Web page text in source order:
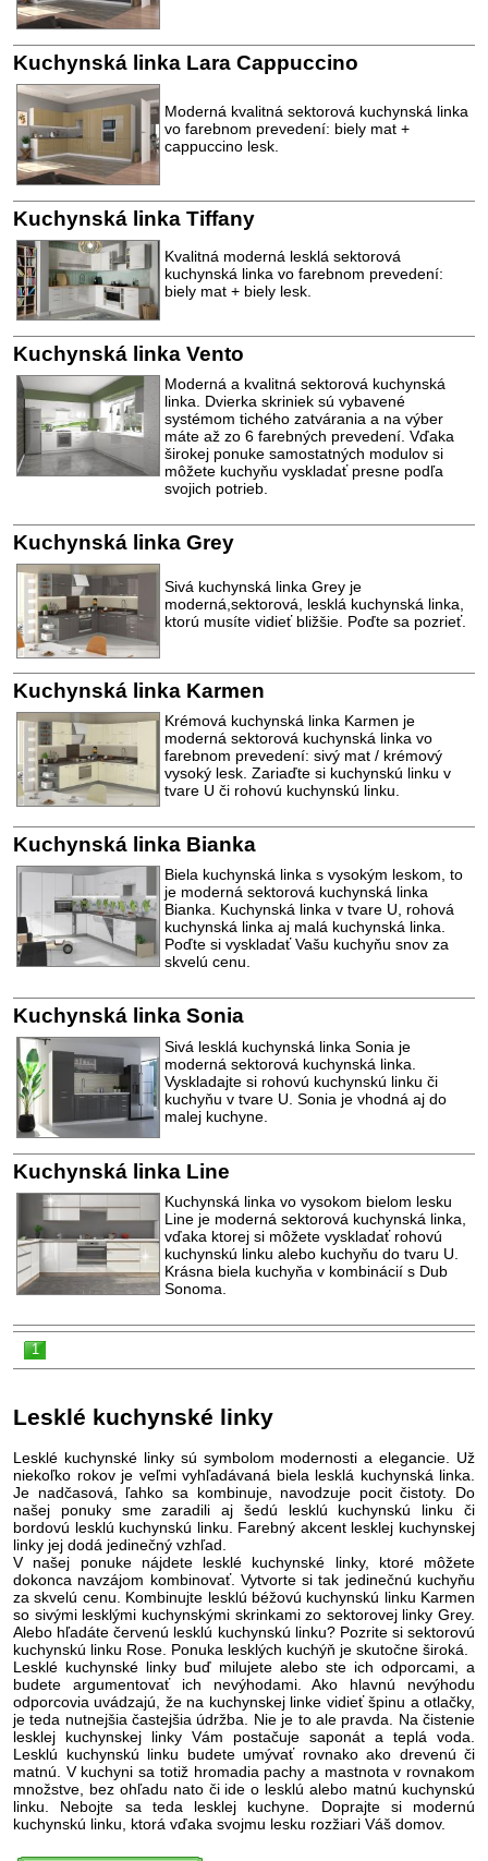
Kuchynská linka Lara Cappuccino
Moderná kvalitná sektorová kuchynská linka
vo farebnom prevedení: biely mat +
cappuccino lesk.
Kuchynská linka Tiffany
Kvalitná moderná lesklá sektorová
kuchynská linka vo farebnom prevedení:
biely mat + biely lesk.
Kuchynská linka Vento
Moderná a kvalitná sektorová kuchynská
linka. Dvierka skriniek sú vybavené
systémom tichého zatvárania a na výber
máte až zo 6 farebných prevedení. Vďaka
širokej ponuke samostatných modulov si
môžete kuchyňu vyskladať presne podľa
svojich potrieb.
Kuchynská linka Grey
Sivá kuchynská linka Grey je
moderná,sektorová, lesklá kuchynská linka,
ktorú musíte vidieť bližšie. Poďte sa pozrieť.
Kuchynská linka Karmen
Krémová kuchynská linka Karmen je
moderná sektorová kuchynská linka vo
farebnom prevedení: sivý mat / krémový
vysoký lesk. Zariaďte si kuchynskú linku v
tvare U či rohovú kuchynskú linku.
Kuchynská linka Bianka
Biela kuchynská linka s vysokým leskom, to
je moderná sektorová kuchynská linka
Bianka. Kuchynská linka v tvare U, rohová
kuchynská linka aj malá kuchynská linka.
Poďte si vyskladať Vašu kuchyňu snov za
skvelú cenu.
Kuchynská linka Sonia
Sivá lesklá kuchynská linka Sonia je
moderná sektorová kuchynská linka.
Vyskladajte si rohovú kuchynskú linku či
kuchyňu v tvare U. Sonia je vhodná aj do
malej kuchyne.
Kuchynská linka Line
Kuchynská linka vo vysokom bielom lesku
Line je moderná sektorová kuchynská linka,
vďaka ktorej si môžete vyskladať rohovú
kuchynskú linku alebo kuchyňu do tvaru U.
Krásna biela kuchyňa v kombinácií s Dub
Sonoma.
1
Lesklé kuchynské linky
Lesklé kuchynské linky sú symbolom modernosti a elegancie. Už
niekoľko rokov je veľmi vyhľadávaná biela lesklá kuchynská linka.
Je nadčasová, ľahko sa kombinuje, navodzuje pocit čistoty. Do
našej ponuky sme zaradili aj šedú lesklú kuchynskú linku či
bordovú lesklú kuchynskú linku. Farebný akcent lesklej kuchynskej
linky jej dodá jedinečný vzhľad.
V našej ponuke nájdete lesklé kuchynské linky, ktoré môžete
dokonca navzájom kombinovať. Vytvorte si tak jedinečnú kuchyňu
za skvelú cenu. Kombinujte lesklú béžovú kuchynskú linku Karmen
so sivými lesklými kuchynskými skrinkami zo sektorovej linky Grey.
Alebo hľadáte červenú lesklú kuchynskú linku? Pozrite si sektorovú
kuchynskú linku Rose. Ponuka lesklých kuchýň je skutočne široká.
Lesklé kuchynské linky buď milujete alebo ste ich odporcami, a
budete argumentovať ich nevýhodami. Ako hlavnú nevýhodu
odporcovia uvádzajú, že na kuchynskej linke vidieť špinu a otlačky,
je teda nutnejšia častejšia údržba. Nie je to ale pravda. Na čistenie
lesklej kuchynskej linky Vám postačuje saponát a teplá voda.
Lesklú kuchynskú linku budete umývať rovnako ako drevenú či
matnú. V kuchyni sa totiž hromadia pachy a mastnota v rovnakom
množstve, bez ohľadu nato či ide o lesklú alebo matnú kuchynskú
linku. Nebojte sa teda lesklej kuchyne. Doprajte si modernú
kuchynskú linku, ktorá vďaka svojmu lesku rozžiari Váš domov.